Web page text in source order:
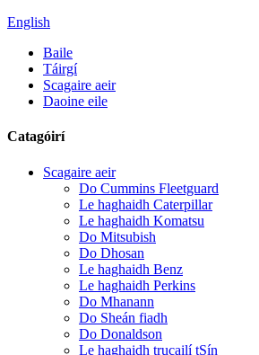
English
Baile
Táirgí
Scagaire aeir
Daoine eile
Catagóirí
Scagaire aeir
Do Cummins Fleetguard
Le haghaidh Caterpillar
Le haghaidh Komatsu
Do Mitsubish
Do Dhosan
Le haghaidh Benz
Le haghaidh Perkins
Do Mhanann
Do Sheán fiadh
Do Donaldson
Le haghaidh trucailí tSín